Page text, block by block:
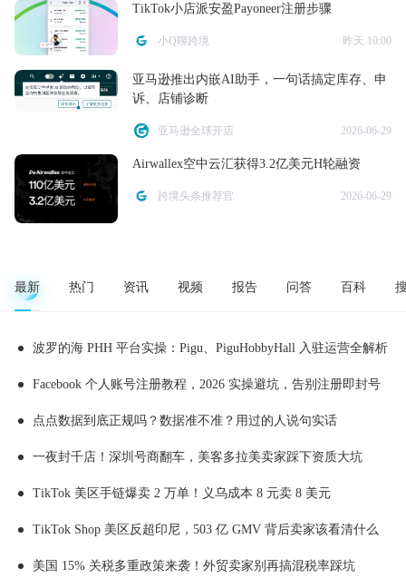
TikTok小店派安盈Payoneer注册步骤
小Q聊跨境 昨天 10:00
亚马逊推出内嵌AI助手，一句话搞定库存、申
诉、店铺诊断
亚马逊全球开店 2026-06-29
Airwallex空中云汇获得3.2亿美元H轮融资
跨境头条推荐官 2026-06-29
最新 热门 资讯 视频 报告 问答 百科
波罗的海 PHH 平台实操：Pigu、PiguHobbyHall 入驻运营全解析
Facebook 个人账号注册教程，2026 实操避坑，告别注册即封号
点点数据到底正规吗？数据准不准？用过的人说句实话
一夜封千店！深圳号商翻车，美客多拉美卖家踩下资质大坑
TikTok 美区手链爆卖 2 万单！义乌成本 8 元卖 8 美元
TikTok Shop 美区反超印尼，503 亿 GMV 背后卖家该看清什么
美国 15% 关税多重政策来袭！外贸卖家别再搞混税率踩坑